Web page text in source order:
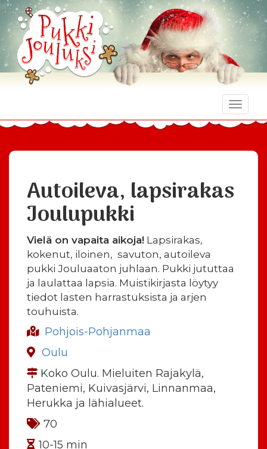
Toggle
Autoileva, lapsirakas
Joulupukki
Vielä on vapaita aikoja! Lapsirakas,
kokenut, iloinen, savuton, autoileva
pukki Jouluaaton juhlaan. Pukki jututtaa
ja laulattaa lapsia. Muistikirjasta löytyy
tiedot lasten harrastuksista ja arjen
touhuista.
Pohjois-Pohjanmaa
Oulu
Koko Oulu. Mieluiten Rajakylä,
Pateniemi, Kuivasjärvi, Linnanmaa,
Herukka ja lähialueet.
70
10-15 min